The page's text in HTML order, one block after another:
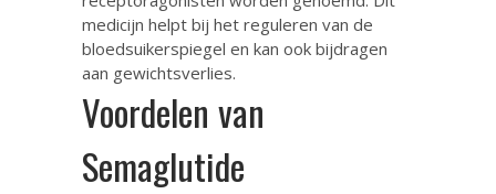
medicijn helpt bij het reguleren van de
bloedsuikerspiegel en kan ook bijdragen
aan gewichtsverlies.
Voordelen van
Semaglutide